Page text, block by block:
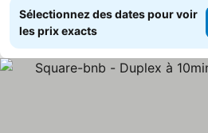
Sélectionnez des dates pour voir
les prix exacts